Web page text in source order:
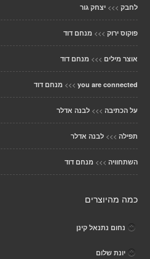
לחבק >>> יצחק גור
פוקוס ירוק >>> מנחם דוד
אוצר מילים >>> מנחם דוד
you are connected
>>> מנחם דוד
על הכתיבה >>> לבנה אדלר
תפילה >>> לבנה אדלר
השתחוויה >>> מנחם דוד
כמה מהיוצרים
נחום נתנאל קינן
יונת שלום